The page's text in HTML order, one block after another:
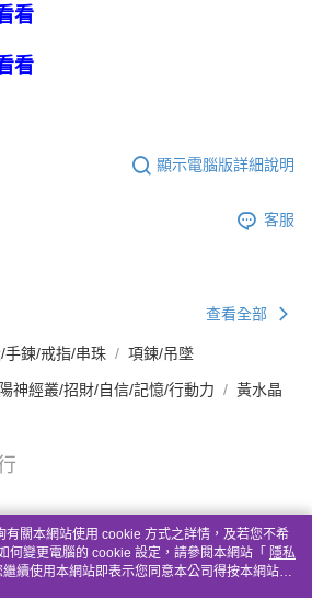
看
看
顯示電腦版詳細說明
客服
查看全部
手鍊/戒指/串珠 項鍊/吊墜
神經叢/招財/自信/記憶/行動力
黃水晶
關本網站使用 cookie 方式之詳情，及若您不希
何變更電腦的 cookie 設定，請參閱本網站「 隱私
續使用本網站即表示您同意本公司得按本網站使
。